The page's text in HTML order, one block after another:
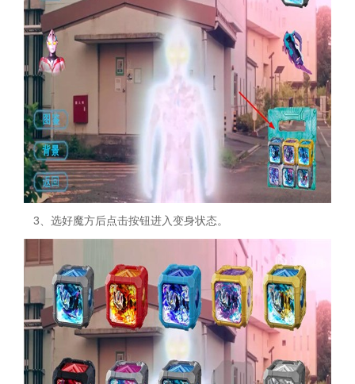
3、选好魔方后点击按钮进入变身状态。